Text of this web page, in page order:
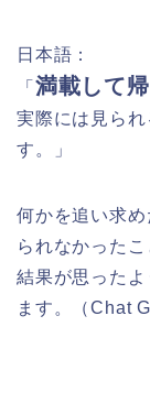
日本語：
「 満載して
実際には見ら
す。」
何かを追い求
られなかった
結果が思った
ます。（Chat